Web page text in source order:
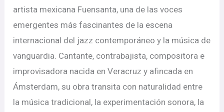
artista mexicana Fuensanta, una de las voces
emergentes más fascinantes de la escena
internacional del jazz contemporáneo y la música de
vanguardia. Cantante, contrabajista, compositora e
improvisadora nacida en Veracruz y afincada en
Ámsterdam, su obra transita con naturalidad entre
la música tradicional, la experimentación sonora, la